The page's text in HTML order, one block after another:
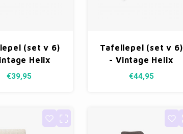
(set v 6)
Helix
€39,95
Tafellepel (set v 6)
- Vintage Helix
€44,95